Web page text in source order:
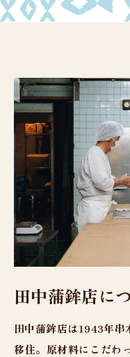
田中蒲鉾店に
田中蒲鉾店は1943年串
移住。原材料にこだわ